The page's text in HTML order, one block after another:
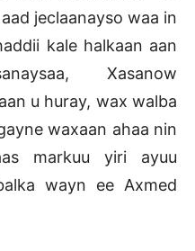
jeclaanayso waa in
kale halkaan aan
Xasanow
u huray, wax walba
waxaan ahaa nin
markuu yiri ayuu
wayn ee Axmed